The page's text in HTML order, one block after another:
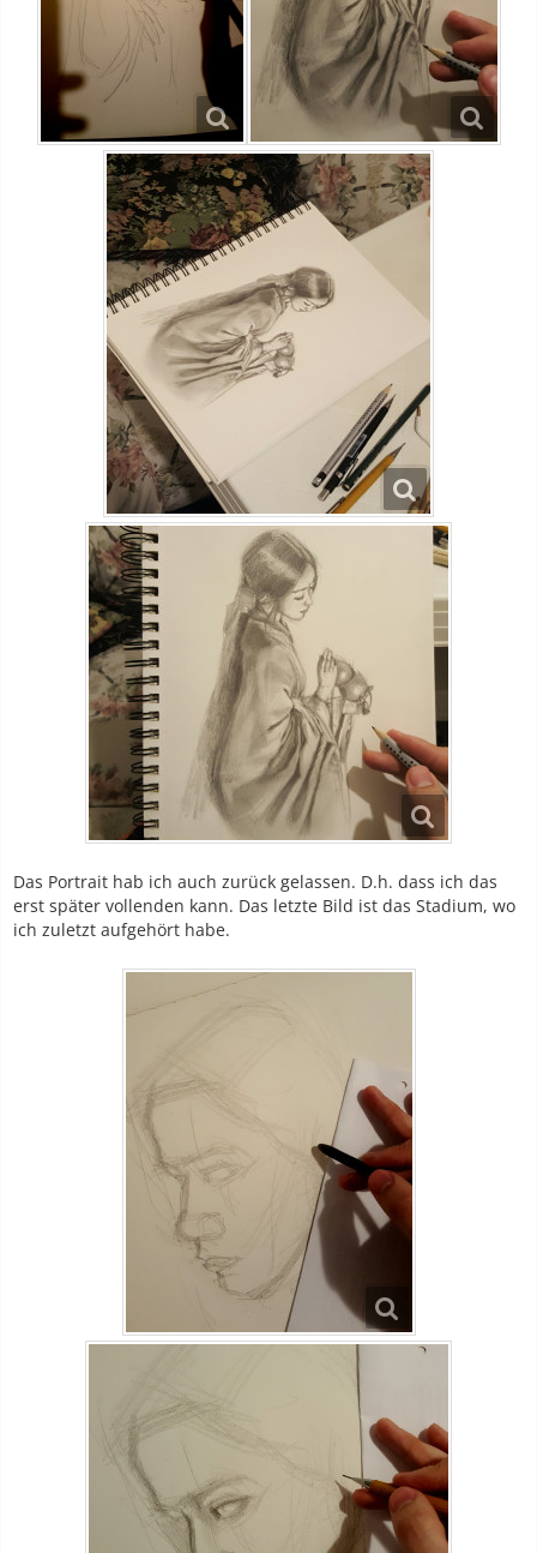
Das Portrait hab ich auch zurück gelassen. D.h. dass ich das
erst später vollenden kann. Das letzte Bild ist das Stadium, wo
ich zuletzt aufgehört habe.